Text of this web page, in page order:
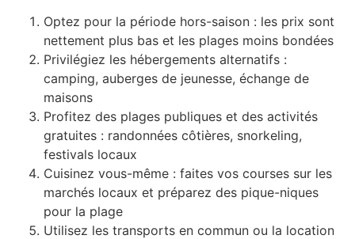
Optez pour la période hors-saison : les prix sont
nettement plus bas et les plages moins bondées
Privilégiez les hébergements alternatifs :
camping, auberges de jeunesse, échange de
maisons
Profitez des plages publiques et des activités
gratuites : randonnées côtières, snorkeling,
festivals locaux
Cuisinez vous-même : faites vos courses sur les
marchés locaux et préparez des pique-niques
pour la plage
Utilisez les transports en commun ou la location